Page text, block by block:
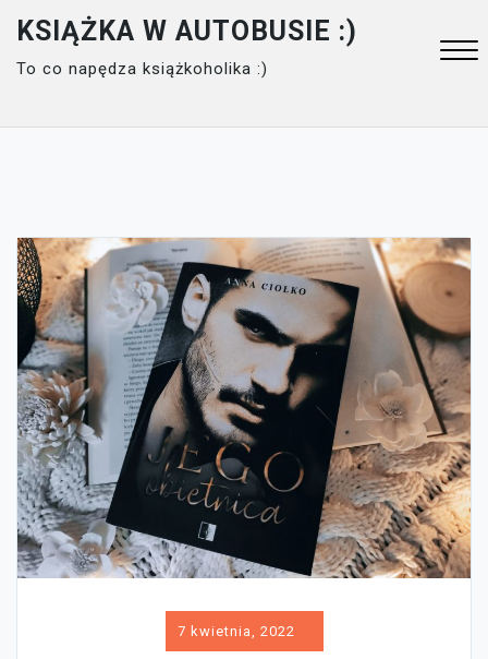
content
KSIĄŻKA W AUTOBUSIE :)
To co napędza książkoholika :)
7 kwietnia, 2022